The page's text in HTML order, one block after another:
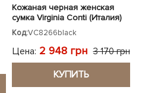
Кожаная черная женская
сумка Virginia Conti (Италия)
Код:VC8266black
Цена: 2 948 грн 3 170 грн
КУПИТЬ